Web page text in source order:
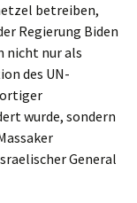
betreiben,
Regierung Biden
nicht nur als
des UN-
wurde, sondern
General